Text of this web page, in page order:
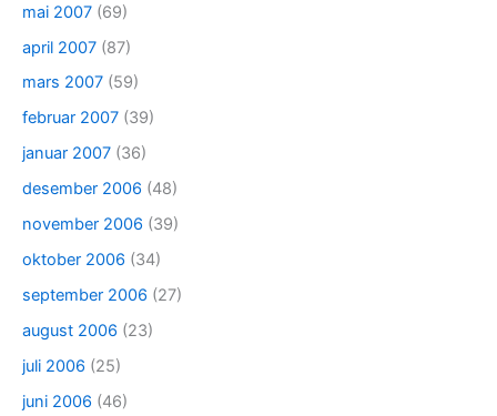
mai 2007 (69)
april 2007 (87)
mars 2007 (59)
februar 2007 (39)
januar 2007 (36)
desember 2006 (48)
november 2006 (39)
oktober 2006 (34)
september 2006 (27)
august 2006 (23)
juli 2006 (25)
juni 2006 (46)